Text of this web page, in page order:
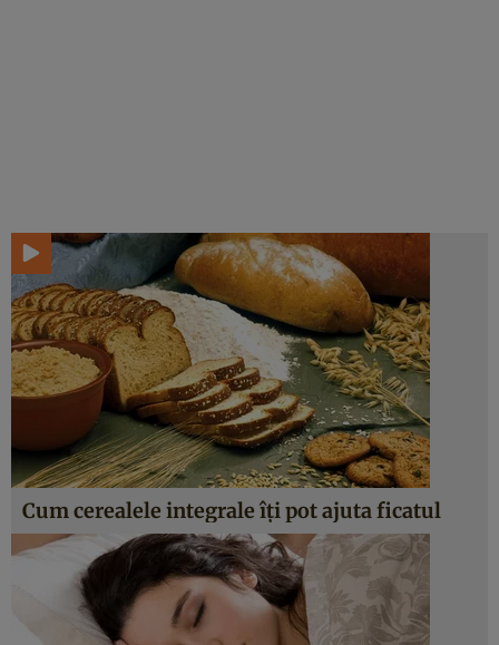
Cum cerealele integrale îţi pot ajuta ficatul